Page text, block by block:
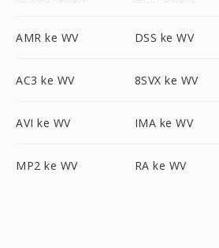
AMR ke WV DSS ke WV
AC3 ke WV 8SVX ke WV
AVI ke WV IMA ke WV
MP2 ke WV RA ke WV